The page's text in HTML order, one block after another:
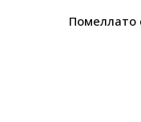
Помеллато